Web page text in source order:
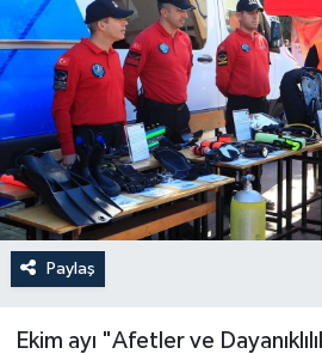
Paylaş
Ekim ayı "Afetler ve
Güncel
Kültür & Sanat
Magazin
Resmi İlan
Sağlık & Yaşam